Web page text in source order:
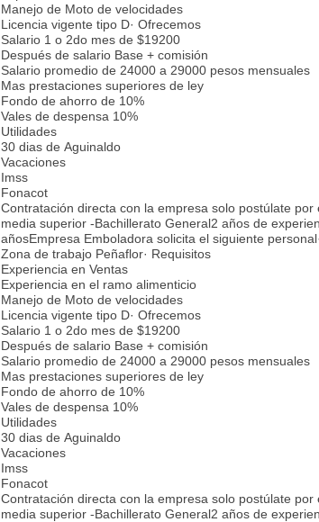
Manejo de Moto de velocidades
Licencia vigente tipo D· Ofrecemos
Salario 1 o 2do mes de $19200
Después de salario Base + comisión
Salario promedio de 24000 a 29000 pesos mensuales
Mas prestaciones superiores de ley
Fondo de ahorro de 10%
Vales de despensa 10%
Utilidades
30 dias de Aguinaldo
Vacaciones
Imss
Fonacot
Contratación directa con la empresa solo postúlate
media superior -Bachillerato General2 años de
añosEmpresa Emboladora solicita el siguiente
Zona de trabajo Peñaflor· Requisitos
Experiencia en Ventas
Experiencia en el ramo alimenticio
Manejo de Moto de velocidades
Licencia vigente tipo D· Ofrecemos
Salario 1 o 2do mes de $19200
Después de salario Base + comisión
Salario promedio de 24000 a 29000 pesos mensuales
Mas prestaciones superiores de ley
Fondo de ahorro de 10%
Vales de despensa 10%
Utilidades
30 dias de Aguinaldo
Vacaciones
Imss
Fonacot
Contratación directa con la empresa solo postúlate
media superior -Bachillerato General2 años de